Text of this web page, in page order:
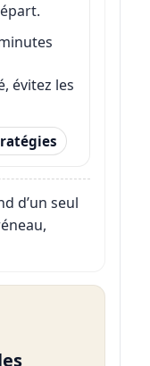
évitez les
d’un seul